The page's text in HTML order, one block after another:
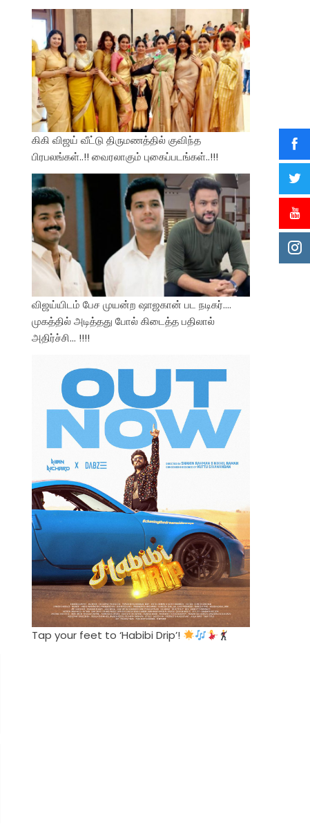
கிகி விஜய் வீட்டு திருமணத்தில் குவிந்த
பிரபலங்கள்..!! வைரலாகும் புகைப்படங்கள்..!!!
விஜய்யிடம் பேச முயன்ற ஷாஜகான் பட நடிகர்….
முகத்தில் அடித்தது போல் கிடைத்த பதிலால்
அதிர்ச்சி… !!!!
Tap your feet to ‘Habibi Drip’!